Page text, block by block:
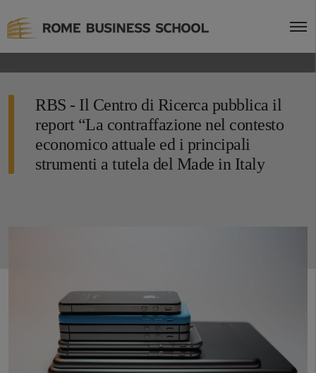
RBS - Il Centro di Ricerca pubblica il
report “La contraffazione nel contesto
economico attuale ed i principali
strumenti a tutela del Made in Italy